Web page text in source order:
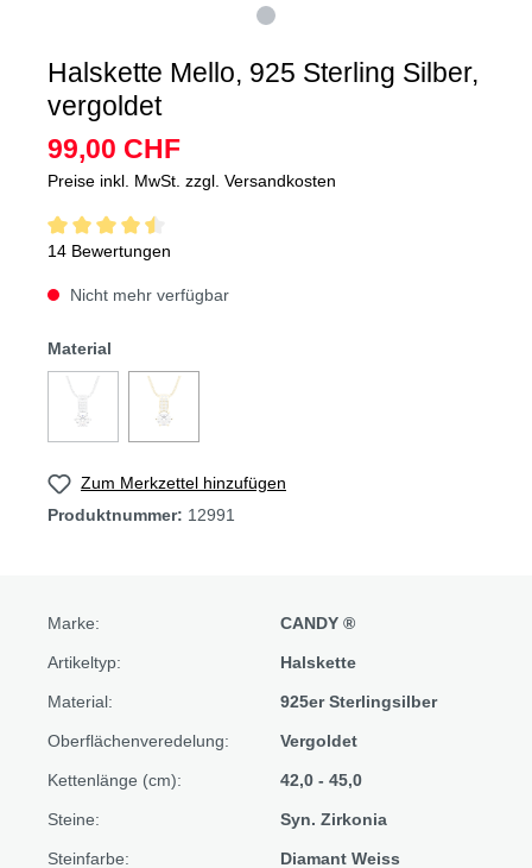
Halskette Mello, 925 Sterling Silber,
vergoldet
99,00 CHF
Preise inkl. MwSt. zzgl. Versandkosten
14 Bewertungen
Nicht mehr verfügbar
Material
Zum Merkzettel hinzufügen
Produktnummer: 12991
Marke: CANDY ®
Artikeltyp: Halskette
Material: 925er Sterlingsilber
Oberflächenveredelung: Vergoldet
Kettenlänge (cm): 42,0 - 45,0
Steine: Syn. Zirkonia
Steinfarbe: Diamant Weiss